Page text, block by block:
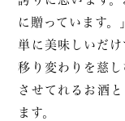
に贈っています。
単に美味しいだ
移り変わりを慈
させてれるお酒
ます。